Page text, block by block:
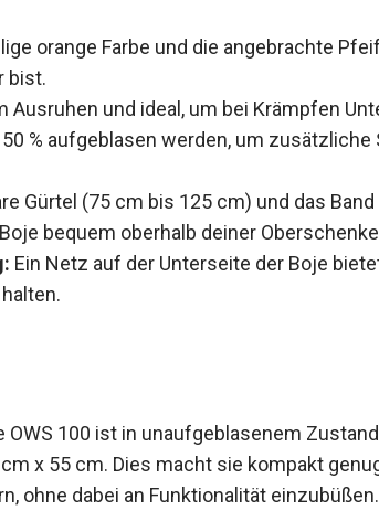
orange Farbe und die angebrachte
bist.
Ausruhen und ideal, um bei Krämpfen
% aufgeblasen werden, um zusätzliche
Gürtel (75 cm bis 125 cm) und das
bequem oberhalb deiner
Ein Netz auf der Unterseite der Boje
OWS 100 ist in unaufgeblasenem
x 55 cm. Dies macht sie kompakt
ohne dabei an Funktionalität einzubüßen.